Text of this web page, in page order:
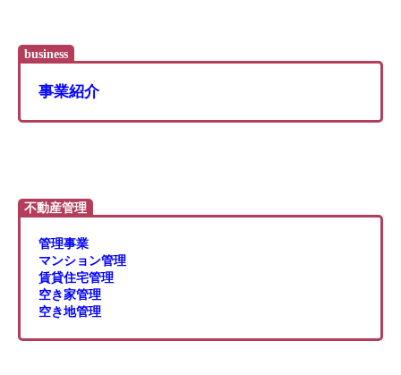
business
事業紹介
不動産管理
管理事業
マンション管理
賃貸住宅管理
空き家管理
空き地管理